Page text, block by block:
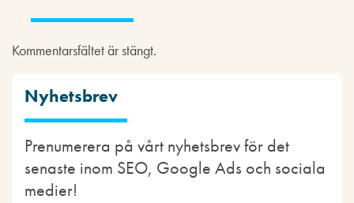
Kommentarsfältet är stängt.
Nyhetsbrev
Prenumerera på vårt nyhetsbrev för det
senaste inom SEO, Google Ads och sociala
medier!